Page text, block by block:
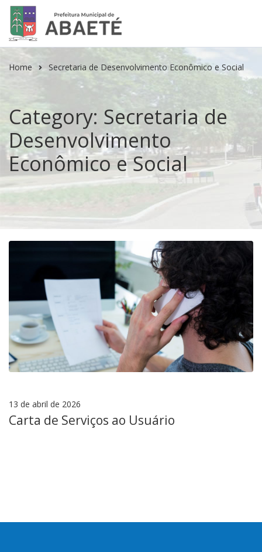
Home Secretaria de Desenvolvimento Econômico e Social
Category: Secretaria de
Desenvolvimento
Econômico e Social
13 de abril de 2026
Carta de Serviços ao Usuário